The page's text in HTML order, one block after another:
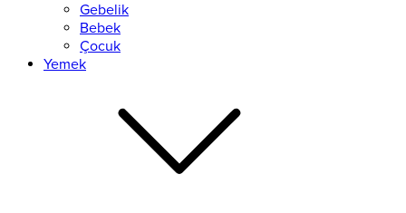
Gebelik
Bebek
Çocuk
Yemek